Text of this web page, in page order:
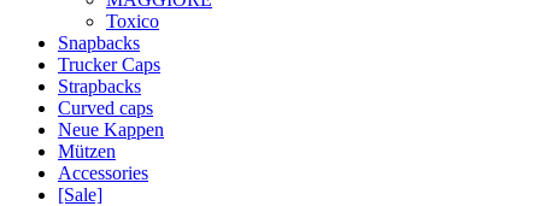
Toxico
Snapbacks
Trucker Caps
Strapbacks
Curved caps
Neue Kappen
Mützen
Accessories
[Sale]